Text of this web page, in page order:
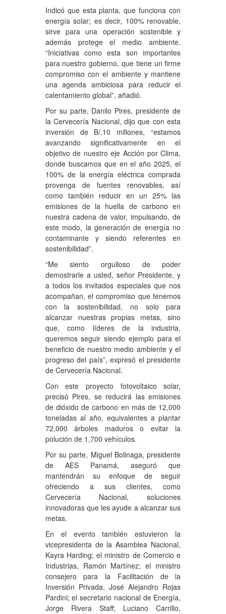
Indicó que esta planta, que funciona con
energía solar; es decir, 100% renovable,
sirve para una operación sostenible y
además protege el medio ambiente.
“Iniciativas como esta son importantes
para nuestro gobierno, que tiene un firme
compromiso con el ambiente y mantiene
una agenda ambiciosa para reducir el
calentamiento global”, añadió.
Por su parte, Danilo Pires, presidente de
la Cervecería Nacional, dijo que con esta
inversión de B/.10 millones, “estamos
avanzando significativamente en el
objetivo de nuestro eje Acción por Clima,
donde buscamos que en el año 2025, el
100% de la energía eléctrica comprada
provenga de fuentes renovables, así
como también reducir en un 25% las
emisiones de la huella de carbono en
nuestra cadena de valor, impulsando, de
este modo, la generación de energía no
contaminante y siendo referentes en
sostenibilidad”.
“Me siento orgulloso de poder
demostrarle a usted, señor Presidente, y
a todos los invitados especiales que nos
acompañan, el compromiso que tenemos
con la sostenibilidad, no solo para
alcanzar nuestras propias metas, sino
que, como líderes de la industria,
queremos seguir siendo ejemplo para el
beneficio de nuestro medio ambiente y el
progreso del país”, expresó el presidente
de Cervecería Nacional.
Con este proyecto fotovoltaico solar,
precisó Pires, se reducirá las emisiones
de dióxido de carbono en más de 12,000
toneladas al año, equivalentes a plantar
72,000 árboles maduros o evitar la
polución de 1,700 vehículos.
Por su parte, Miguel Bolinaga, presidente
de AES Panamá, aseguró que
mantendrán su enfoque de seguir
ofreciendo a sus clientes, como
Cervecería Nacional, soluciones
innovadoras que les ayude a alcanzar sus
metas.
En el evento también estuvieron la
vicepresidenta de la Asamblea Nacional,
Kayra Harding; el ministro de Comercio e
Industrias, Ramón Martínez; el ministro
consejero para la Facilitación de la
Inversión Privada, José Alejandro Rojas
Pardini; el secretario nacional de Energía,
Jorge Rivera Staff; Luciano Carrillo,